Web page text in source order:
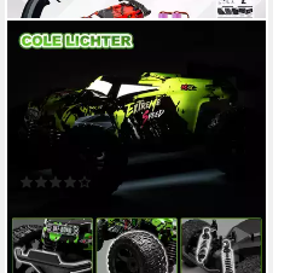
ESUN
RC-Auto Ferngesteuertes
Auto Kinder ab 4 5 6
Jahre,1:18 RC Auto
Doppelschale (Set,
Komplettset), Fernsteuerung
Auto Geschenke
(13)
-42%
lieferbar - in 2-3 Werktagen bei dir